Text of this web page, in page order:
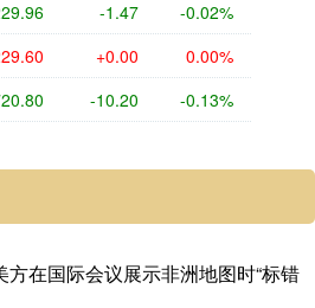
-1.47 -0.02%
+0.00 0.00%
-10.20 -0.13%
在国际会议展示非洲地图时“标错